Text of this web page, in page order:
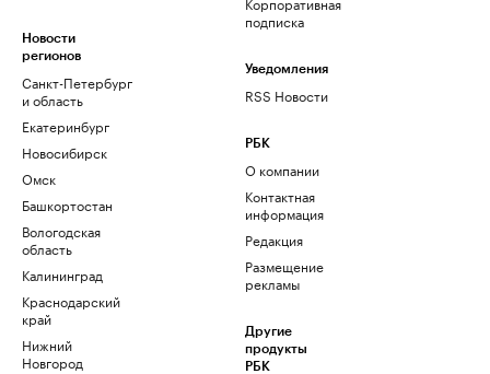
Новости
регионов
Санкт-Петербург
и область
Екатеринбург
Новосибирск
Омск
Башкортостан
Вологодская
область
Калининград
Краснодарский
край
Нижний
Новгород
подписка
Уведомления
RSS Новости
РБК
О компании
Контактная
информация
Редакция
Размещение
рекламы
Другие
продукты
РБК